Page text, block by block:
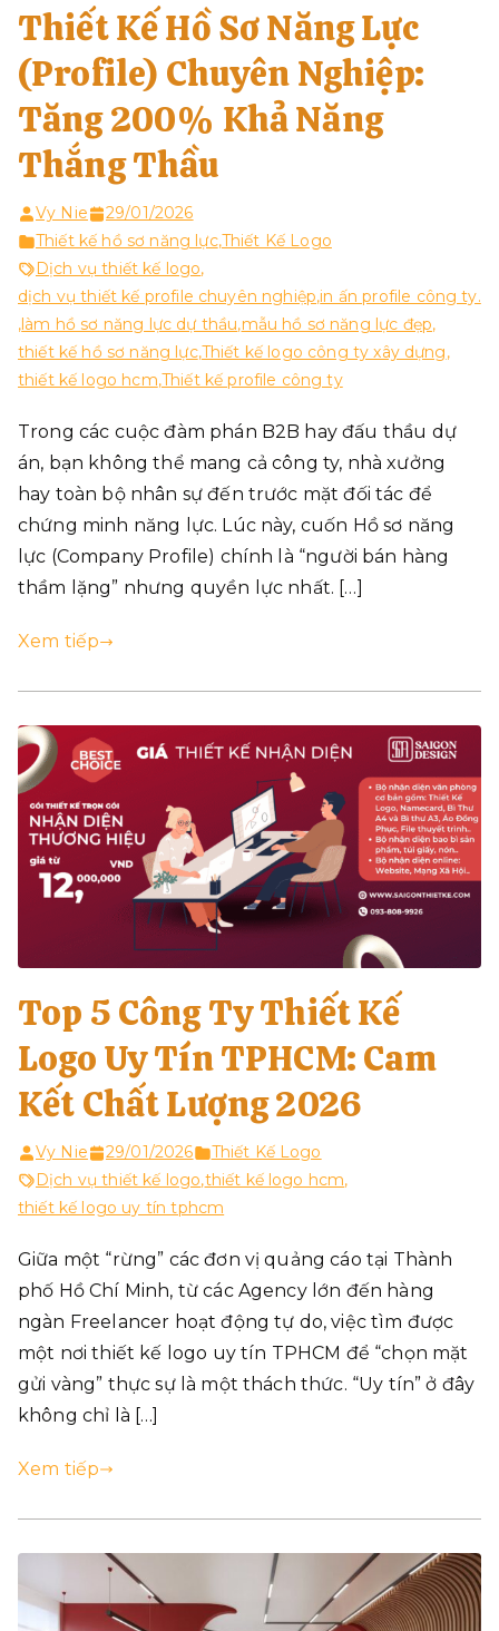
Thiết Kế Hồ Sơ Năng Lực
(Profile) Chuyên Nghiệp:
Tăng 200% Khả Năng
Thắng Thầu
Vy Nie
29/01/2026
Thiết kế hồ sơ năng lực,Thiết Kế Logo
Dịch vụ thiết kế logo,
dịch vụ thiết kế profile chuyên nghiệp,in ấn profile công ty.
, làm hồ sơ năng lực dự thầu,mẫu hồ sơ năng lực đẹp,
thiết kế hồ sơ năng lực,Thiết kế logo công ty xây dựng,
thiết kế logo hcm,Thiết kế profile công ty
Trong các cuộc đàm phán B2B hay đấu thầu dự
án, bạn không thể mang cả công ty, nhà xưởng
hay toàn bộ nhân sự đến trước mặt đối tác để
chứng minh năng lực. Lúc này, cuốn Hồ sơ năng
lực (Company Profile) chính là “người bán hàng
thầm lặng” nhưng quyền lực nhất. […]
Xem tiếp
Top 5 Công Ty Thiết Kế
Logo Uy Tín TPHCM: Cam
Kết Chất Lượng 2026
Vy Nie 29/01/2026
Thiết Kế Logo
Dịch vụ thiết kế logo,thiết kế logo hcm,
thiết kế logo uy tín tphcm
Giữa một “rừng” các đơn vị quảng cáo tại Thành
phố Hồ Chí Minh, từ các Agency lớn đến hàng
ngàn Freelancer hoạt động tự do, việc tìm được
một nơi thiết kế logo uy tín TPHCM để “chọn mặt
gửi vàng” thực sự là một thách thức. “Uy tín” ở đây
không chỉ là […]
Xem tiếp